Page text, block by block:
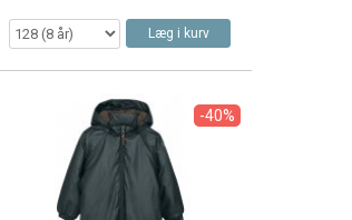
Læg i kurv
-40%